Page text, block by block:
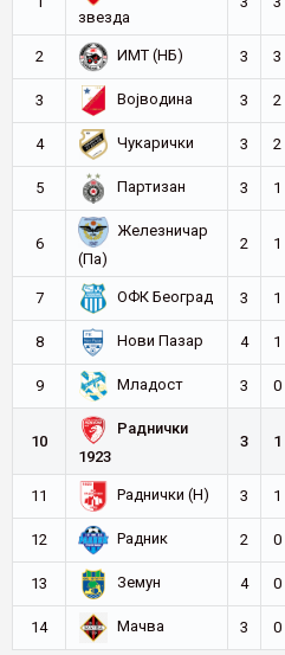
звезда
2 ИМТ (НБ) 3 3
3 Војводина 3 2
4 Чукарички 3 2
5 Партизан 3 1
6
Железничар
(Па)
2 1
7 ОФК Београд 3 1
8 Нови Пазар 4 1
9 Младост 3 0
10
Раднички
1923
3 1
11 Раднички (Н) 3 1
12 Радник 2 0
13 Земун 4 0
14 Мачва 3 0